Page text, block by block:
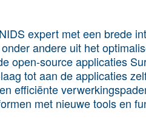
expert met een brede
andere uit het
open-source applicaties
tot aan de applicaties
efficiënte
met nieuwe tools en